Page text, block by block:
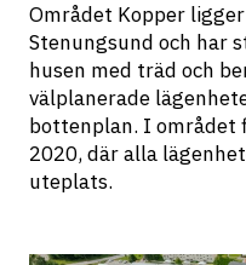
Området Kopper
Stenungsund och har
husen med träd och
välplanerade
bottenplan. I området
2020, där alla
uteplats.